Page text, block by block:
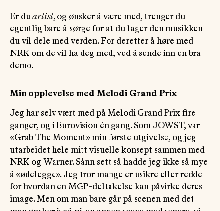
Er du artist, og ønsker å være med, trenger du
egentlig bare å sørge for at du lager den musikken
du vil dele med verden. For deretter å høre med
NRK om de vil ha deg med, ved å sende inn en bra
demo.
Min opplevelse med Melodi Grand Prix
Jeg har selv vært med på Melodi Grand Prix fire
ganger, og i Eurovision én gang. Som JOWST, var
«Grab The Moment» min første utgivelse, og jeg
utarbeidet hele mitt visuelle konsept sammen med
NRK og Warner. Sånn sett så hadde jeg ikke så mye
å «ødelegge». Jeg tror mange er usikre eller redde
for hvordan en MGP-deltakelse kan påvirke deres
image. Men om man bare går på scenen med det